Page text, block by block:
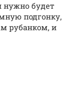
нужно будет
подгонку,
рубанком, и